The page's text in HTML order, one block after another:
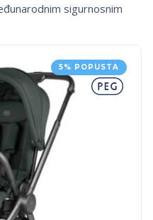
sigurnosnim
5% POPUSTA